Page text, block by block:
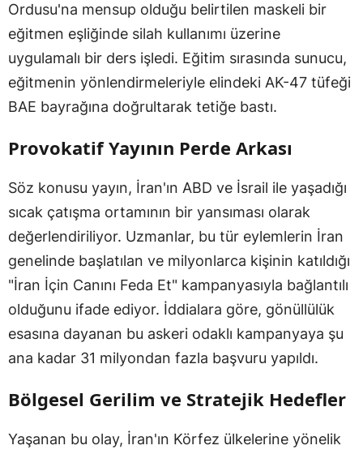
Ordusu'na mensup olduğu belirtilen maskeli bir
eğitmen eşliğinde silah kullanımı üzerine
uygulamalı bir ders işledi. Eğitim sırasında sunucu,
eğitmenin yönlendirmeleriyle elindeki AK-47 tüfeği
BAE bayrağına doğrultarak tetiğe bastı.
Provokatif Yayının Perde Arkası
Söz konusu yayın, İran'ın ABD ve İsrail ile yaşadığı
sıcak çatışma ortamının bir yansıması olarak
değerlendiriliyor. Uzmanlar, bu tür eylemlerin İran
genelinde başlatılan ve milyonlarca kişinin katıldığı
"İran İçin Canını Feda Et" kampanyasıyla bağlantılı
olduğunu ifade ediyor. İddialara göre, gönüllülük
esasına dayanan bu askeri odaklı kampanyaya şu
ana kadar 31 milyondan fazla başvuru yapıldı.
Bölgesel Gerilim ve Stratejik Hedefler
Yaşanan bu olay, İran'ın Körfez ülkelerine yönelik